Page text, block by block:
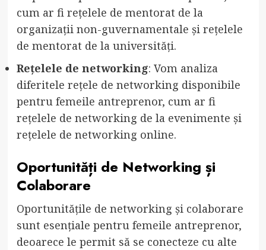
cum ar fi rețelele de mentorat de la
organizații non-guvernamentale și rețelele
de mentorat de la universități.
Rețelele de networking: Vom analiza
diferitele rețele de networking disponibile
pentru femeile antreprenor, cum ar fi
rețelele de networking de la evenimente și
rețelele de networking online.
Oportunități de Networking și
Colaborare
Oportunitățile de networking și colaborare
sunt esențiale pentru femeile antreprenor,
deoarece le permit să se conecteze cu alte